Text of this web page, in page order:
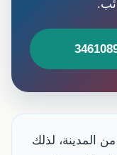
المدينة، لذلك